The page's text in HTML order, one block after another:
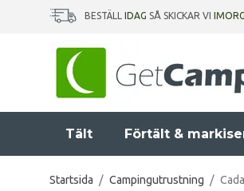
BESTÄLL IDAG SÅ SKICKAR VI
Tält Förtält &
Startsida / Campingutrustning /